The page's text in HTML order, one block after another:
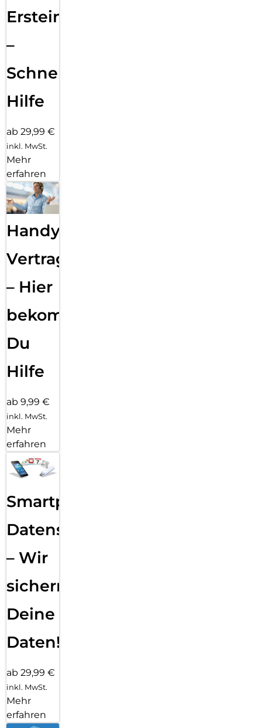
Ersteinrichtung
–
Schnelle
Hilfe
ab 29,99 €
inkl. MwSt.
Mehr
erfahren
Handy
Vertragsabwicklung
– Hier
bekommst
Du
Hilfe
ab 9,99 €
inkl. MwSt.
Mehr
erfahren
Smartphone
Datensicherung
– Wir
sichern
Deine
Daten!
ab 29,99 €
inkl. MwSt.
Mehr
erfahren